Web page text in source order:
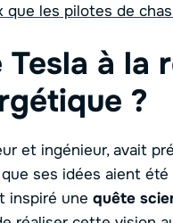
que les pilotes de
à la
?
et ingénieur, avait
ses idées aient
inspiré une quête